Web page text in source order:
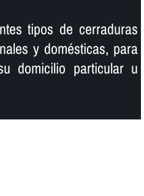
tipos de cerraduras
y domésticas, para
domicilio particular u